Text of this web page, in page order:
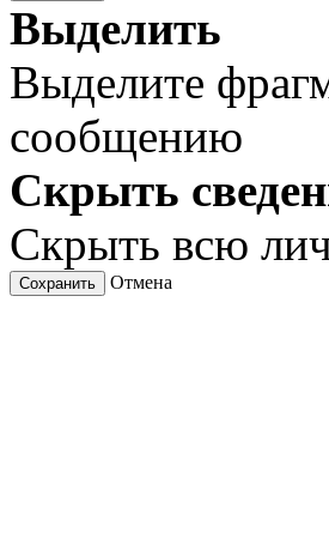
Выделить
Выделите
сообщению
Скрыть
Скрыть всю
Сохранить Отмена